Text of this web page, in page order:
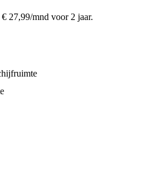
27,99/mnd voor 2 jaar.